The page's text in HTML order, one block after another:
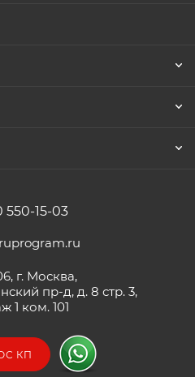
550-15-03
г. Москва,
пр-д, д. 8 стр. 3,
1 ком. 101
КП